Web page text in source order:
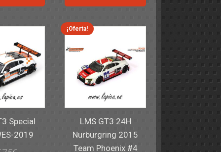
es:
era:
82,40€.
es:
Special
2019
¡Oferta!
LMS GT3 24H
Nurburgring 2015
Team Phoenix #4